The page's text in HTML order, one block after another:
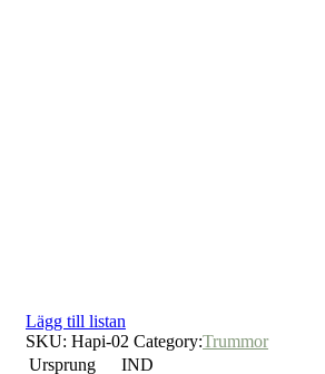
Lägg till listan
SKU: Hapi-02 Category:Trummor
Ursprung
IND